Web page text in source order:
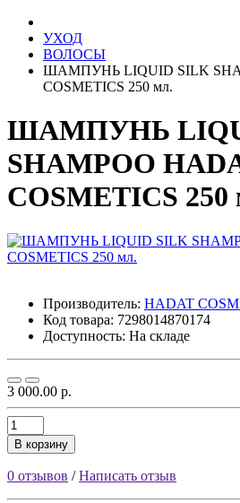
УХОД
ВОЛОСЫ
ШАМПУНЬ LIQUID SILK
COSMETICS 250 мл.
ШАМПУНЬ
SHAMPOO
COSMETICS 250
Производитель: HADAT
Код товара: 7298014870174
Доступность: На складе
3 000.00 р.
В корзину
0 отзывов /Написать отзыв